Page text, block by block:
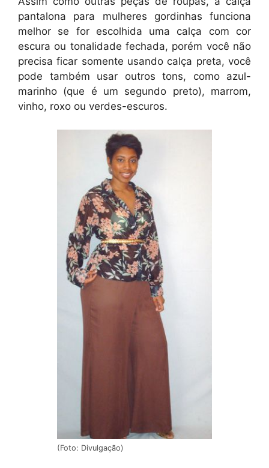
pantalona para mulheres gordinhas funciona
melhor se for escolhida uma calça com cor
escura ou tonalidade fechada, porém você não
precisa ficar somente usando calça preta, você
pode também usar outros tons, como azul-
marinho (que é um segundo preto), marrom,
vinho, roxo ou verdes-escuros.
(Foto: Divulgação)